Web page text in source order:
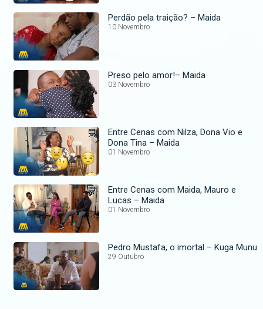
Perdão pela traição? – Maida
10 Novembro
Preso pelo amor!– Maida
03 Novembro
Entre Cenas com Nilza, Dona Vio e
Dona Tina – Maida
01 Novembro
Entre Cenas com Maida, Mauro e
Lucas – Maida
01 Novembro
Pedro Mustafa, o imortal – Kuga Munu
29 Outubro